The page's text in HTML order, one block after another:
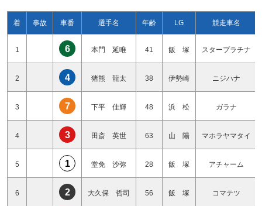
着 事故 車番 選手名 年齢 LG 競走車名
1 6 本門 延唯 41 飯 塚 スタープラチナ
2 4 猪熊 龍太 38 伊勢崎 ニジハナ
3 7 下平 佳輝 48 浜 松 ガラナ
4 3 田斎 英世 63 山 陽 マホラヤマタイ
5 1 堂免 沙弥 28 飯 塚 アチャーム
6 2 大久保 哲司 56 飯 塚 コマテツ